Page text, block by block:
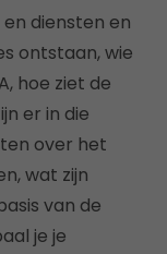
diensten en
ontstaan, wie
hoe ziet de
er in die
over het
wat zijn
van de
je je